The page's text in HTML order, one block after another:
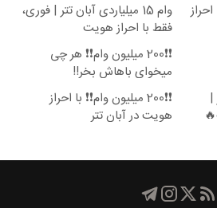
احراز
وام 15 میلیاردی آبان تتر | فوری،
فقط با احراز هویت
❗❗200 میلیون وام❗❗ هر چی
میخوای باهاش بخر!!
|
❗❗200 میلیون وام❗❗ با احراز
هویت در آبان تتر